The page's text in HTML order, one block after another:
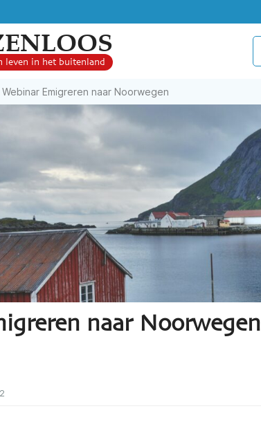
leven in het buitenland
Webinar Emigreren naar Noorwegen
naar Noorwegen